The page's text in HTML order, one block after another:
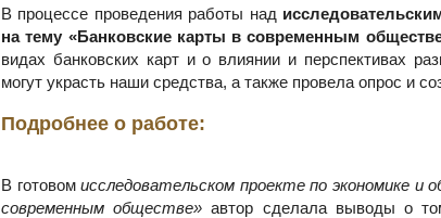
В процессе проведения работы над
на тему «Банковские карты в современным
видах банковских карт и о влиянии и перспективах
могут украсть наши средства, а также провела опрос и
Подробнее о работе:
В готовомисследовательском проекте по экономике
современным обществе» автор сделала выводы о